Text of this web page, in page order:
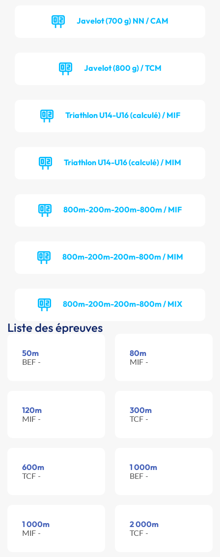
Javelot (700 g) NN / CAM
Javelot (800 g) / TCM
Triathlon U14-U16 (calculé) / MIF
Triathlon U14-U16 (calculé) / MIM
800m-200m-200m-800m / MIF
800m-200m-200m-800m / MIM
800m-200m-200m-800m / MIX
Liste des épreuves
50m
BEF -
80m
MIF -
120m
MIF -
300m
TCF -
600m
TCF -
1 000m
BEF -
1 000m
MIF -
2 000m
TCF -